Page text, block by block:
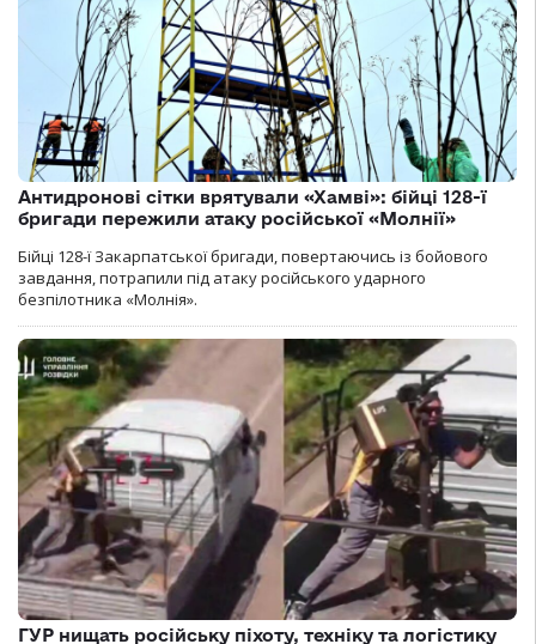
Антидронові сітки врятували «Хамві»: бійці 128-ї
бригади пережили атаку російської «Молнії»
Бійці 128-ї Закарпатської бригади, повертаючись із бойового
завдання, потрапили під атаку російського ударного
безпілотника «Молнія».
ГУР нищать російську піхоту, техніку та логістику